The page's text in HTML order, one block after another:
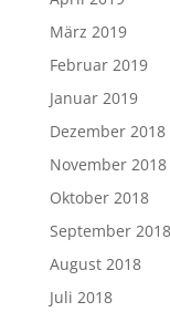
März 2019
Februar 2019
Januar 2019
Dezember 2018
November 2018
Oktober 2018
September 2018
August 2018
Juli 2018